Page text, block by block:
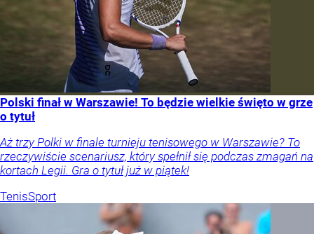
Polski finał w Warszawie! To będzie wielkie święto w grze
o tytuł
Aż trzy Polki w finale turnieju tenisowego w Warszawie? To
rzeczywiście scenariusz, który spełnił się podczas zmagań na
kortach Legii. Gra o tytuł już w piątek!
TenisSport